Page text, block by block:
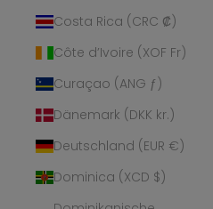
Costa Rica (CRC ₡)
Côte d’Ivoire (XOF Fr)
Curaçao (ANG ƒ)
Dänemark (DKK kr.)
Deutschland (EUR €)
Dominica (XCD $)